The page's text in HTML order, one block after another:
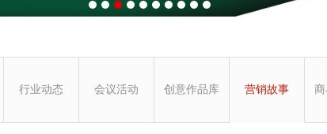
行业动态 会议活动 创意作品库 营销故事